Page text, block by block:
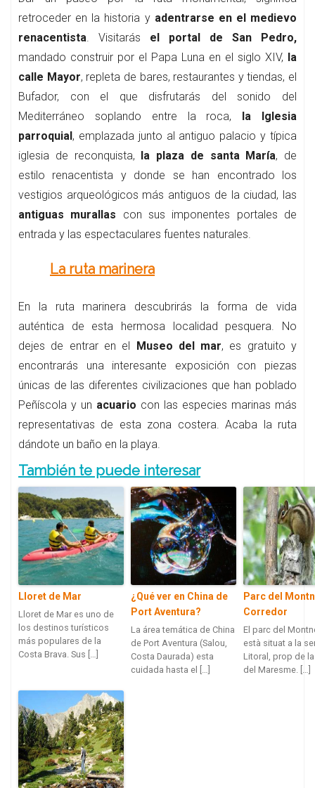
retroceder en la historia y adentrarse en el medievo
renacentista . Visitarás el portal de San Pedro,
mandado construir por el Papa Luna en el siglo XIV, la
calle Mayor, repleta de bares, restaurantes y tiendas, el
Bufador, con el que disfrutarás del sonido del
Mediterráneo soplando entre la roca, la Iglesia
parroquial, emplazada junto al antiguo palacio y típica
iglesia de reconquista, la plaza de santa María, de
estilo renacentista y donde se han encontrado los
vestigios arqueológicos más antiguos de la ciudad, las
antiguas murallas con sus imponentes portales de
entrada y las espectaculares fuentes naturales.
La ruta marinera
En la ruta marinera descubrirás la forma de vida
auténtica de esta hermosa localidad pesquera. No
dejes de entrar en el
Museo del mar, es gratuito y
encontrarás una interesante exposición con piezas
únicas de las diferentes civilizaciones que han poblado
Peñíscola y un acuario con las especies marinas más
representativas de esta zona costera. Acaba la ruta
dándote un baño en la playa.
También te puede interesar
Lloret de Mar
Lloret de Mar es uno de
los destinos turísticos
más populares de la
Costa Brava. Sus […]
¿Qué ver en China de
Port Aventura?
La área temática de China
de Port Aventura (Salou,
Costa Daurada) esta
cuidada hasta el […]
Parc del
Corredor
El parc del
està situat a la
Litoral, prop de
del Maresme. […]